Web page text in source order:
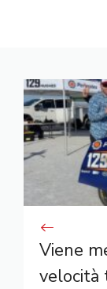
Viene
velocità